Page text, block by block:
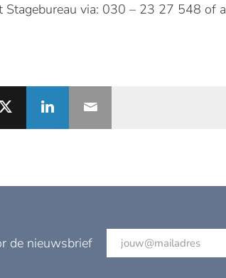
Stagebureau via: 030 – 23 27 548 of
de nieuwsbrief